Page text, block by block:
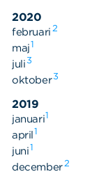
2020
februari 2
maj1
juli3
oktober3
2019
januari1
april1
juni1
december2